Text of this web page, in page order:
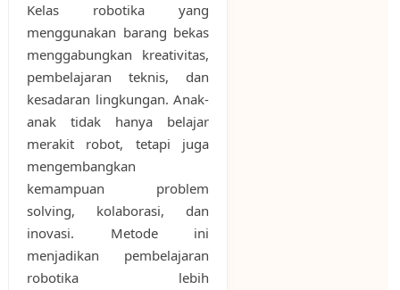
Kelas robotika yang
menggunakan barang bekas
menggabungkan kreativitas,
pembelajaran teknis, dan
kesadaran lingkungan. Anak-
anak tidak hanya belajar
merakit robot, tetapi juga
mengembangkan
kemampuan problem
solving, kolaborasi, dan
inovasi. Metode ini
menjadikan pembelajaran
robotika lebih